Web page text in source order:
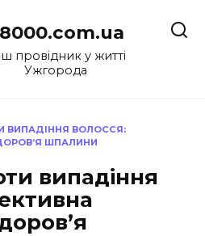
провідник у житті
Ужгорода
ВИПАДІННЯ ВОЛОССЯ:
ШПАЛИНИ
випадіння